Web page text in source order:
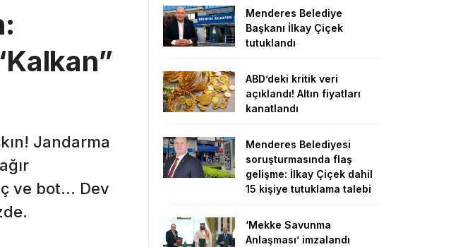
Jandarma
ve bot… Dev
Menderes Belediye
Başkanı İlkay Çiçek
tutuklandı
ABD’deki kritik veri
açıklandı! Altın fiyatları
kanatlandı
Menderes Belediyesi
soruşturmasında flaş
gelişme: İlkay Çiçek dahil
15 kişiye tutuklama talebi
‘Mekke Savunma
Anlaşması’ imzalandı